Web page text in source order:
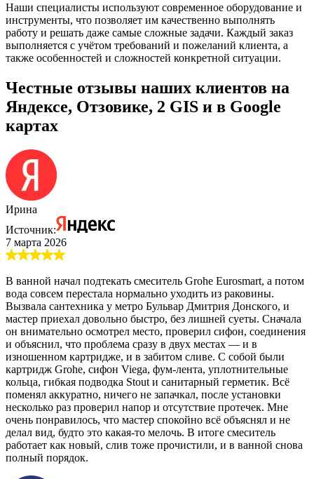
Наши специалисты используют современное оборудование и
инструменты, что позволяет им качественно выполнять
работу и решать даже самые сложные задачи. Каждый заказ
выполняется с учётом требований и пожеланий клиента, а
также особенностей и сложностей конкретной ситуации.
Честные отзывы наших клиентов на
Яндексе, Отзовике, 2 GIS и в Google
картах
Ирина
Источник:
7 марта 2026
В ванной начал подтекать смеситель Grohe Eurosmart, а потом
вода совсем перестала нормально уходить из раковины.
Вызвала сантехника у метро Бульвар Дмитрия Донского, и
мастер приехал довольно быстро, без лишней суеты. Сначала
он внимательно осмотрел место, проверил сифон, соединения
и объяснил, что проблема сразу в двух местах — и в
изношенном картридже, и в забитом сливе. С собой были
картридж Grohe, сифон Viega, фум-лента, уплотнительные
кольца, гибкая подводка Stout и санитарный герметик. Всё
поменял аккуратно, ничего не запачкал, после установки
несколько раз проверил напор и отсутствие протечек. Мне
очень понравилось, что мастер спокойно всё объяснял и не
делал вид, будто это какая-то мелочь. В итоге смеситель
работает как новый, слив тоже прочистили, и в ванной снова
полный порядок.